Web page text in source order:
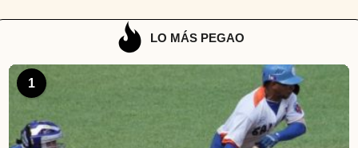
LO MÁS PEGAO
1